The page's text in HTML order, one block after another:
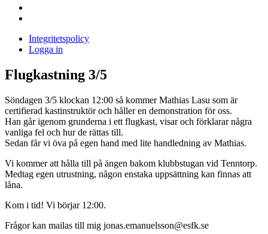
Sandasjön
Integritetspolicy
Logga in
Flugkastning 3/5
Söndagen 3/5 klockan 12:00 så kommer Mathias Lasu som är
certifierad kastinstruktör och håller en demonstration för oss.
Han går igenom grunderna i ett flugkast, visar och förklarar några
vanliga fel och hur de rättas till.
Sedan får vi öva på egen hand med lite handledning av Mathias.
Vi kommer att hålla till på ängen bakom klubbstugan vid Tenntorp.
Medtag egen utrustning, någon enstaka uppsättning kan finnas att
låna.
Kom i tid! Vi börjar 12:00.
Frågor kan mailas till mig jonas.emanuelsson@esfk.se